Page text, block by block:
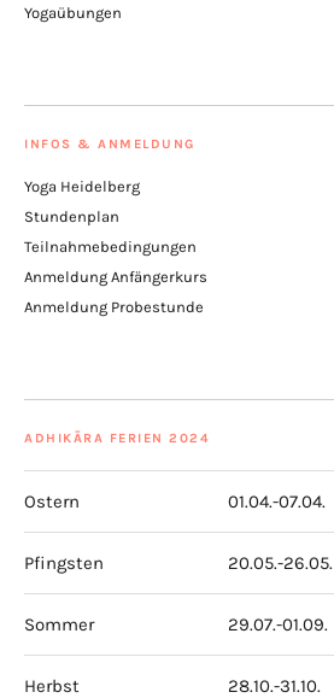
Yogaübungen
INFOS & ANMELDUNG
Yoga Heidelberg
Stundenplan
Teilnahmebedingungen
Anmeldung Anfängerkurs
Anmeldung Probestunde
ADHIKĀRA FERIEN 2024
Ostern 01.04.-07.04.
Pfingsten 20.05.-26.05.
Sommer 29.07.-01.09.
Herbst 28.10.-31.10.